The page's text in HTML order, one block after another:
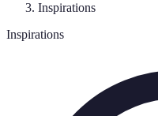
Inspirations
Inspirations